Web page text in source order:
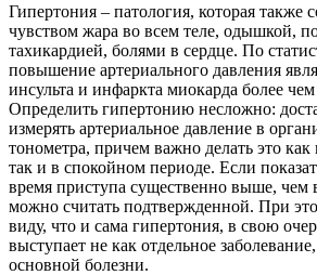
Гипертония – патология, которая также
чувством жара во всем теле, одышкой,
тахикардией, болями в сердце. По
повышение артериального давления
инсульта и инфаркта миокарда более
Определить гипертонию несложно:
измерять артериальное давление в
тонометра, причем важно делать это
так и в спокойном периоде. Если
время приступа существенно выше, чем
можно считать подтвержденной. При
виду, что и сама гипертония, в свою
выступает не как отдельное
основной болезни.